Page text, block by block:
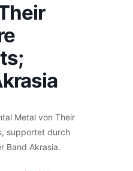
Metal von Their
supportet durch
Band Akrasia.